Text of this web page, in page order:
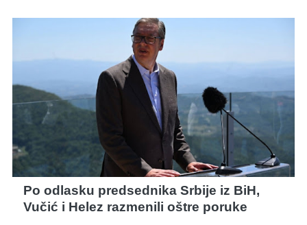
Po odlasku predsednika Srbije iz BiH,
Vučić i Helez razmenili oštre poruke